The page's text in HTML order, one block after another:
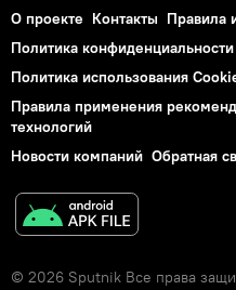
О проекте Контакты Правила
Политика конфиденциальности
Политика использования
Правила применения
технологий
Новости компаний Обратная
© 2026 Sputnik Все права